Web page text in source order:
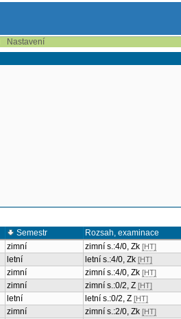
Nastavení
Semestr Rozsah, examinace
zimní zimní s.:4/0, Zk [HT]
letní letní s.:4/0, Zk [HT]
zimní zimní s.:4/0, Zk [HT]
zimní zimní s.:0/2, Z [HT]
letní letní s.:0/2, Z [HT]
zimní zimní s.:2/0, Zk [HT]